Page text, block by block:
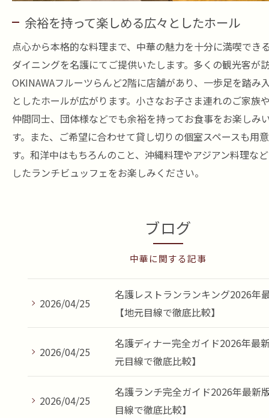
余裕を持って楽しめる広々としたホール
点心から本格的な料理まで、中華の魅力を十分に満喫でき
ダイニングを名護にてご提供いたします。多くの観光客が
OKINAWAフルーツらんど2階に店舗があり、一歩足を踏み
としたホールが広がります。小さなお子さま連れのご家族
仲間同士、団体様などでも余裕を持ってお食事をお楽しみ
す。また、ご希望に合わせて貸し切りの個室スペースも用
す。和洋中はもちろんのこと、沖縄料理やアジアン料理な
したランチビュッフェをお楽しみください。
ブログ
中華に関する記事
2026/04/25
名護レストランランキング2026年
【地元目線で徹底比較】
2026/04/25
名護ディナー完全ガイド2026年最
元目線で徹底比較】
2026/04/25
名護ランチ完全ガイド2026年最新
目線で徹底比較】